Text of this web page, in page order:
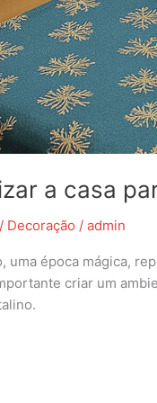
a casa
/ Decoração / admin
uma época mágica,
criar um